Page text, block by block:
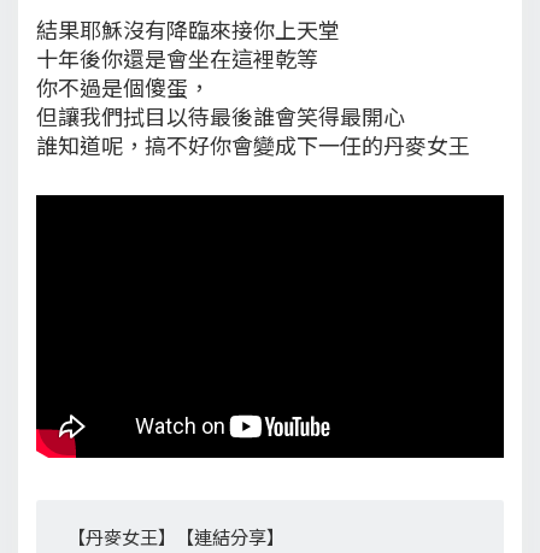
結果耶穌沒有降臨來接你上天堂
十年後你還是會坐在這裡乾等
你不過是個傻蛋，
但讓我們拭目以待最後誰會笑得最開心
誰知道呢，搞不好你會變成下一任的丹麥女王
【丹麥女王】【連結分享】